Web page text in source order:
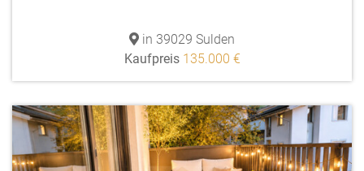
in 39029 Sulden
Kaufpreis 135.000 €